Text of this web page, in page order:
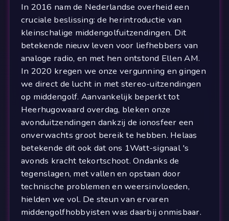
In 2016 nam de Nederlandse overheid een
cruciale beslissing: de herintroductie van
kleinschalige middengolfuitzendingen. Dit
betekende nieuw leven voor liefhebbers van
analoge radio, en met hen ontstond Ellen AM.
In 2020 kregen we onze vergunning en gingen
we direct de lucht in met stereo-uitzendingen
op middengolf. Aanvankelijk beperkt tot
Heerhugowaard overdag, bleken onze
avonduitzendingen dankzij de ionosfeer een
onverwachts groot bereik te hebben. Helaas
betekende dit ook dat ons 1Watt-signaal 's
avonds kracht tekortschoot. Ondanks de
tegenslagen, met vallen en opstaan door
technische problemen en weersinvloeden,
hielden we vol. De steun van ervaren
middengolfhobbyisten was daarbij onmisbaar.